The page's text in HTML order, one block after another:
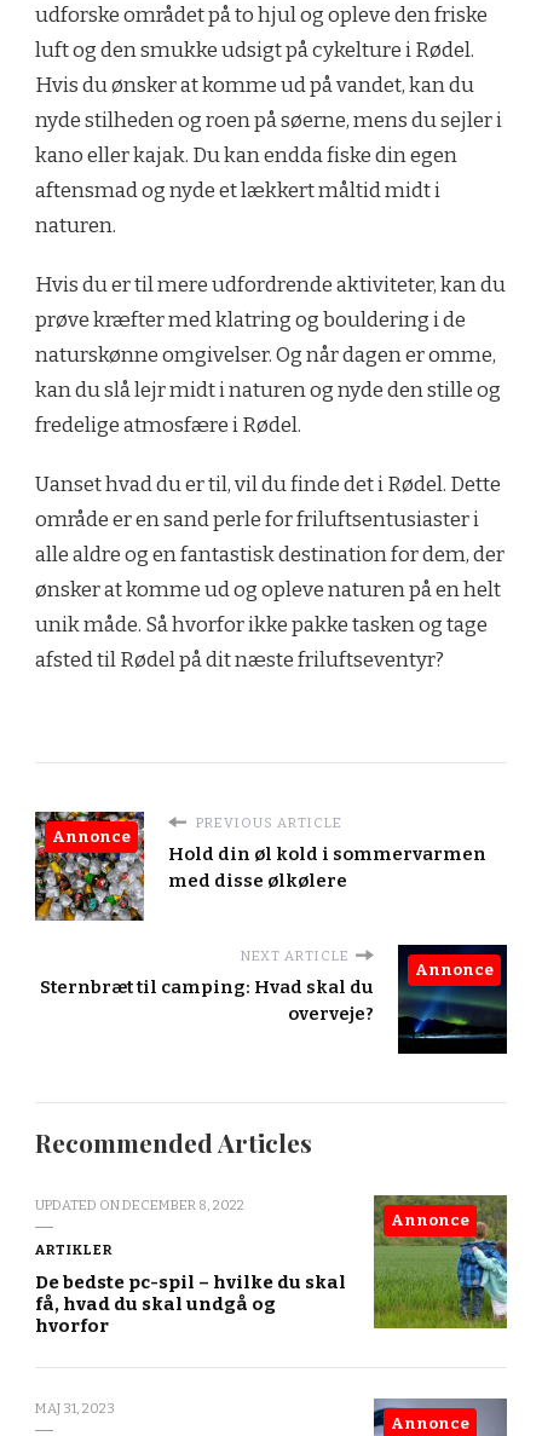
udforske området på to hjul og opleve den friske
luft og den smukke udsigt på cykelture i Rødel.
Hvis du ønsker at komme ud på vandet, kan du
nyde stilheden og roen på søerne, mens du sejler i
kano eller kajak. Du kan endda fiske din egen
aftensmad og nyde et lækkert måltid midt i
naturen.
Hvis du er til mere udfordrende aktiviteter, kan du
prøve kræfter med klatring og bouldering i de
naturskønne omgivelser. Og når dagen er omme,
kan du slå lejr midt i naturen og nyde den stille og
fredelige atmosfære i Rødel.
Uanset hvad du er til, vil du finde det i Rødel. Dette
område er en sand perle for friluftsentusiaster i
alle aldre og en fantastisk destination for dem, der
ønsker at komme ud og opleve naturen på en helt
unik måde. Så hvorfor ikke pakke tasken og tage
afsted til Rødel på dit næste friluftseventyr?
PREVIOUS ARTICLE
Hold din øl kold i sommervarmen
med disse ølkølere
Annonce
NEXT ARTICLE
Sternbræt til camping: Hvad skal du
overveje?
Annonce
Recommended Articles
UPDATED ONDECEMBER 8, 2022
ARTIKLER
De bedste pc-spil – hvilke du skal
få, hvad du skal undgå og
hvorfor
Annonce
MAJ 31, 2023
Annonce